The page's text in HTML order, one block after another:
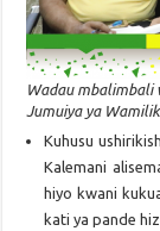
Wadau mbalimbali
Jumuiya ya
Kuhusu
Kalemani
hiyo kwani
kati ya pande